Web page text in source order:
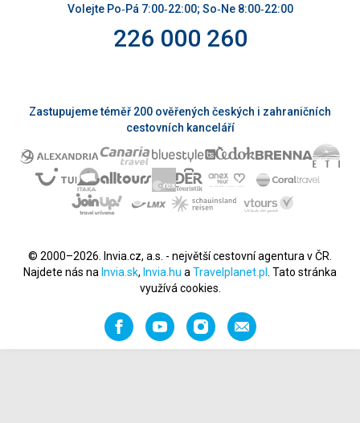
Volejte Po‑Pá 7:00‑22:00; So‑Ne 8:00‑22:00
226 000 260
Zastupujeme téměř 200 ověřených českých i zahraničních
cestovních kanceláří
© 2000–2026. Invia.cz, a.s. - největší cestovní agentura v ČR.
Najdete nás na Invia.sk, Invia.hu a Travelplanet.pl
. Tato stránka
využívá cookies.
FacebookYouTubeInstagramNapište
nám